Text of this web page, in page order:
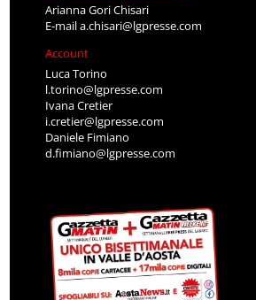
Arianna Gori Chisari
E-maila.chisari@lgpresse.com
Account
Luca Torino
l.torino@lgpresse.com
Ivana Cretier
i.cretier@lgpresse.com
Daniele Fimiano
d.fimiano@lgpresse.com